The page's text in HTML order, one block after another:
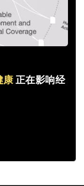
康正在影响经